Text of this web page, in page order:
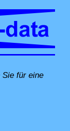
für eine
Ort in Leuggern, per